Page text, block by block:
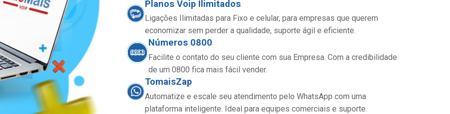
Planos Voip Ilimitados
Ligações Ilimitadas para Fixo e celular, para empresas que querem
economizar sem perder a qualidade, suporte ágil e eficiente.
Números 0800
Facilite o contato do seu cliente com sua Empresa. Com a credibilidade
de um 0800 fica mais fácil vender.
TomaisZap
Automatize e escale seu atendimento pelo WhatsApp com uma
plataforma inteligente. Ideal para equipes comerciais e suporte.